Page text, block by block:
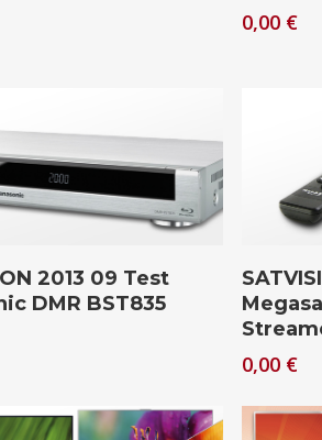
0,00 €
Download
2013 09 Test
DMR BST835
0,00 €